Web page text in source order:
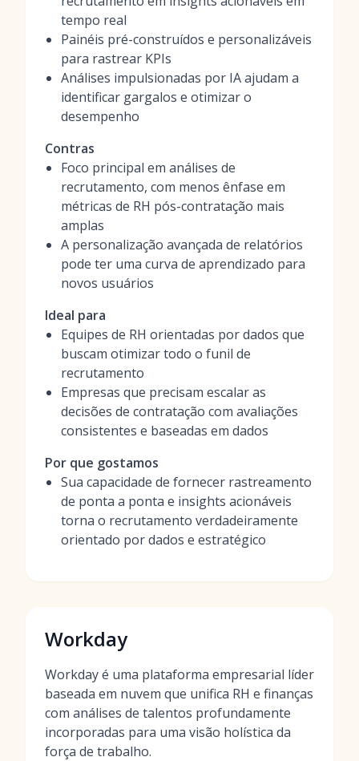
tempo real
Painéis pré-construídos e personalizáveis
para rastrear KPIs
Análises impulsionadas por IA ajudam a
identificar gargalos e otimizar o
desempenho
Contras
Foco principal em análises de
recrutamento, com menos ênfase em
métricas de RH pós-contratação mais
amplas
A personalização avançada de relatórios
pode ter uma curva de aprendizado para
novos usuários
Ideal para
Equipes de RH orientadas por dados que
buscam otimizar todo o funil de
recrutamento
Empresas que precisam escalar as
decisões de contratação com avaliações
consistentes e baseadas em dados
Por que gostamos
Sua capacidade de fornecer rastreamento
de ponta a ponta e insights acionáveis
torna o recrutamento verdadeiramente
orientado por dados e estratégico
Workday
Workday é uma plataforma empresarial líder
baseada em nuvem que unifica RH e finanças
com análises de talentos profundamente
incorporadas para uma visão holística da
força de trabalho.